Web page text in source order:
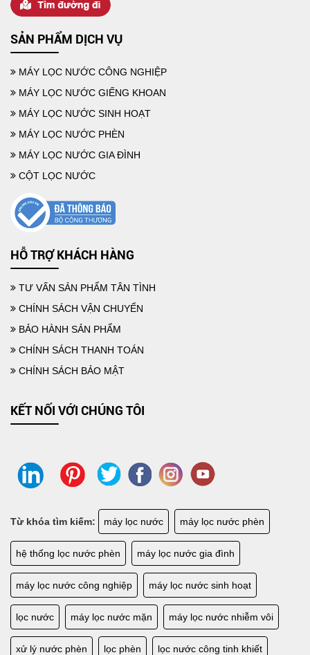
LẮP ĐẶT HỆ THỐNG LỌC NƯỚC SINH HOẠT GIA ĐÌNH
SẢN PHẨM DỊCH VỤ
MÁY LỌC NƯỚC CÔNG NGHIỆP
MÁY LỌC NƯỚC GIẾNG KHOAN
MÁY LỌC NƯỚC SINH HOẠT
MÁY LỌC NƯỚC PHÈN
MÁY LỌC NƯỚC GIA ĐÌNH
CỘT LỌC NƯỚC
HỖ TRỢ KHÁCH HÀNG
TƯ VẤN SẢN PHẨM TÂN TÌNH
CHÍNH SÁCH VẬN CHUYỂN
BẢO HÀNH SẢN PHẨM
CHÍNH SÁCH THANH TOÁN
CHÍNH SÁCH BẢO MẬT
KẾT NỐI VỚI CHÚNG TÔI
Từ khóa tìm kiếm: máy lọc nước máy lọc nước phèn
hệ thống lọc nước phèn máy lọc nước gia đình
máy lọc nước công nghiệp máy lọc nước sinh hoạt
lọc nước máy lọc nước mặn máy lọc nước nhiễm vôi
xử lý nước phèn lọc phèn lọc nước công tinh khiết